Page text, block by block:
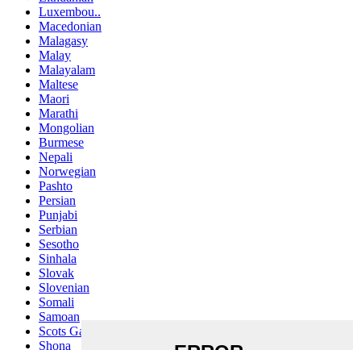
Luxembou..
Macedonian
Malagasy
Malay
Malayalam
Maltese
Maori
Marathi
Mongolian
Burmese
Nepali
Norwegian
Pashto
Persian
Punjabi
Serbian
Sesotho
Sinhala
Slovak
Slovenian
Somali
Samoan
Scots Gaelic
Shona